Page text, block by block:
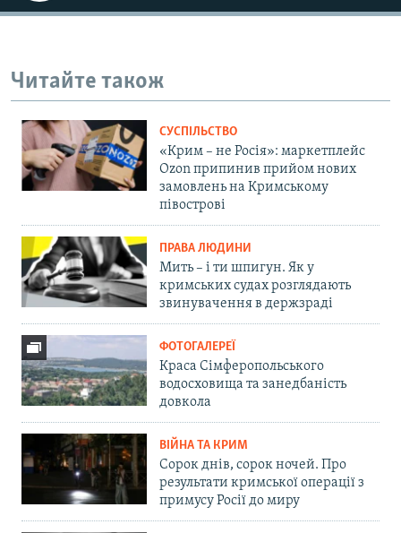
Читайте також
СУСПІЛЬСТВО
«Крим – не Росія»: маркетплейс
Ozon припинив прийом нових
замовлень на Кримському
півострові
ПРАВА ЛЮДИНИ
Мить – і ти шпигун. Як у
кримських судах розглядають
звинувачення в держзраді
ФОТОГАЛЕРЕЇ
Краса Сімферопольського
водосховища та занедбаність
довкола
ВІЙНА ТА КРИМ
Сорок днів, сорок ночей. Про
результати кримської операції з
примусу Росії до миру